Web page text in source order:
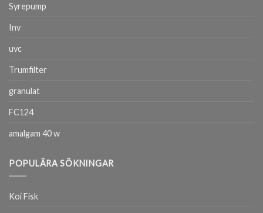
Syrepump
Inv
uvc
Trumfilter
granulat
FC124
amalgam 40 w
POPULÄRA SÖKNINGAR
Koi Fisk